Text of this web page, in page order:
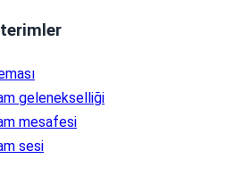
gelenekselliği
mesafesi
sesi